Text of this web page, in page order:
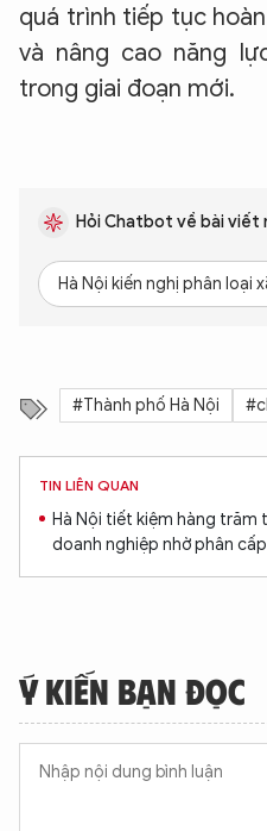
quá trình tiếp tục
và nâng cao năng
trong giai đoạn mới.
Hỏi Chatbot về bài viết
Hà Nội kiến nghị phân
#Thành phố Hà Nội
TIN LIÊN QUAN
Hà Nội tiết kiệm hàng trăm
doanh nghiệp nhờ phân
Ý KIẾN BẠN ĐỌC
Hãy hỏi tôi bất kỳ
An Ninh Thủ Đô